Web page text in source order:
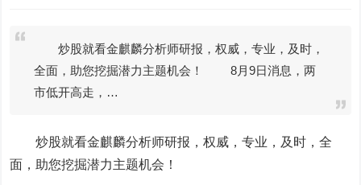
炒股就看金麒麟分析师研报，权威，专业，及时，
全面，助您挖掘潜力主题机会！ 8月9日消息，两
市低开高走，…
炒股就看金麒麟分析师研报，权威，专业，及时，全
面，助您挖掘潜力主题机会！